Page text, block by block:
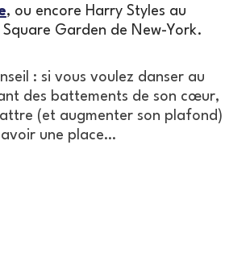
, ou encore Harry Styles au
Square Garden de New-York.
: si vous voulez danser au
des battements de son cœur,
(et augmenter son plafond)
une place…